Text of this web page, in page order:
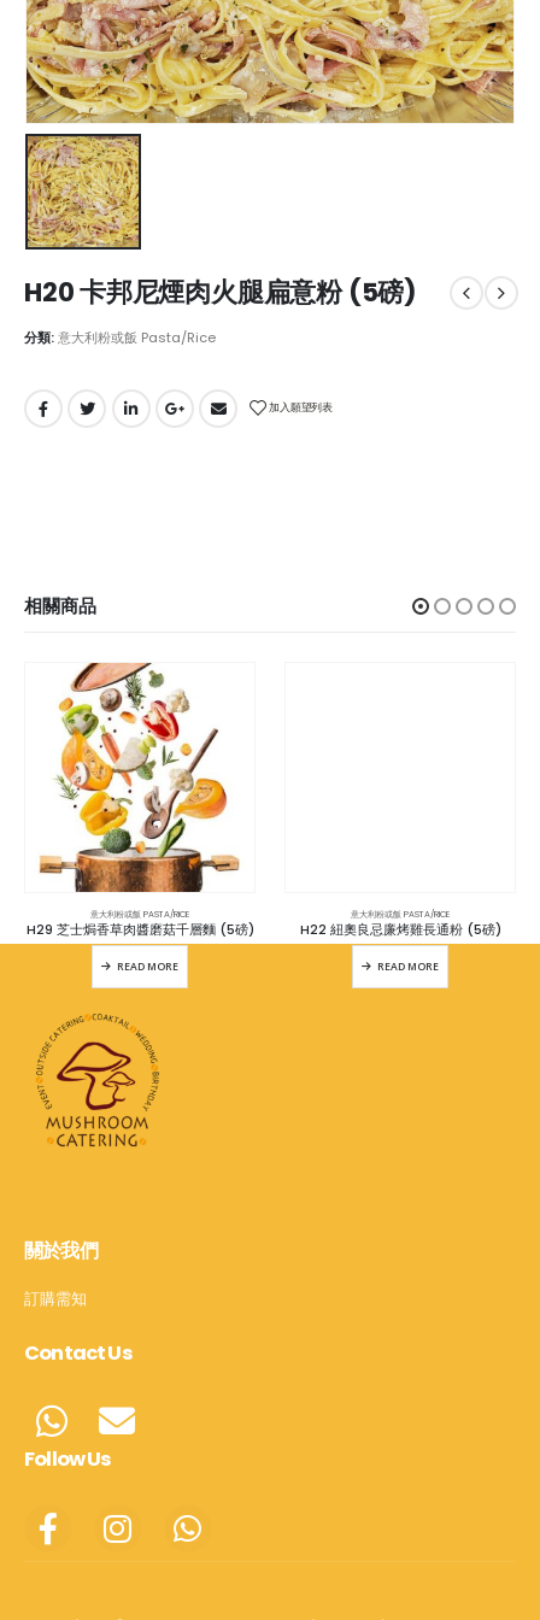
H20 卡邦尼煙肉火腿扁意粉 (5磅)
分類:意大利粉或飯 Pasta/Rice
加入願望列表
相關商品
意大利粉或飯 PASTA/RICE
H29 芝士焗香草肉醬磨菇千層麵 (5磅)
READ MORE
意大利粉或飯 PASTA/RICE
H22 紐奧良忌廉烤雞長通粉 (5磅)
READ MORE
關於我們
訂購需知
Contact Us
Follow Us